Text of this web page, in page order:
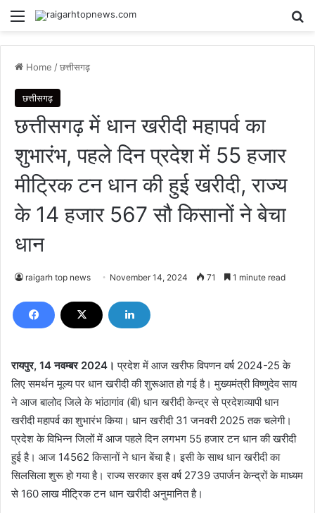
Menu
Home /छत्तीसगढ़
छत्तीसगढ़
छत्तीसगढ़ में धान खरीदी महापर्व का
शुभारंभ, पहले दिन प्रदेश में 55 हजार
मीट्रिक टन धान की हुई खरीदी, राज्य
के 14 हजार 567 सौ किसानों ने बेचा
धान
raigarh top news November 14, 2024 71 1 minute read
रायपुर, 14 नवम्बर 2024। प्रदेश में आज खरीफ विपणन वर्ष 2024-25 के
लिए समर्थन मूल्य पर धान खरीदी की शुरूआत हो गई है। मुख्यमंत्री विष्णुदेव साय
ने आज बालोद जिले के भांठागांव (बी) धान खरीदी केन्द्र से प्रदेशव्यापी धान
खरीदी महापर्व का शुभारंभ किया। धान खरीदी 31 जनवरी 2025 तक चलेगी।
प्रदेश के विभिन्न जिलों में आज पहले दिन लगभग 55 हजार टन धान की खरीदी
हुई है। आज 14562 किसानों ने धान बेंचा है। इसी के साथ धान खरीदी का
सिलसिला शुरू हो गया है। राज्य सरकार इस वर्ष 2739 उपार्जन केन्द्रों के माध्यम
से 160 लाख मीट्रिक टन धान खरीदी अनुमानित है।